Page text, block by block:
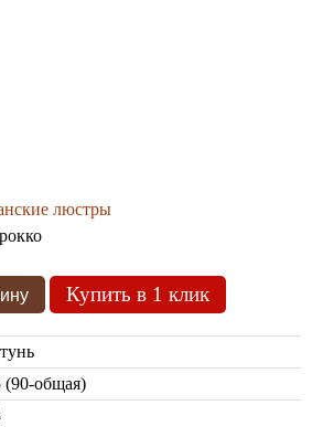
лампы
лампы
стеклом
Мозаичные
люстры
Купить в 1 клик
(90-общая)